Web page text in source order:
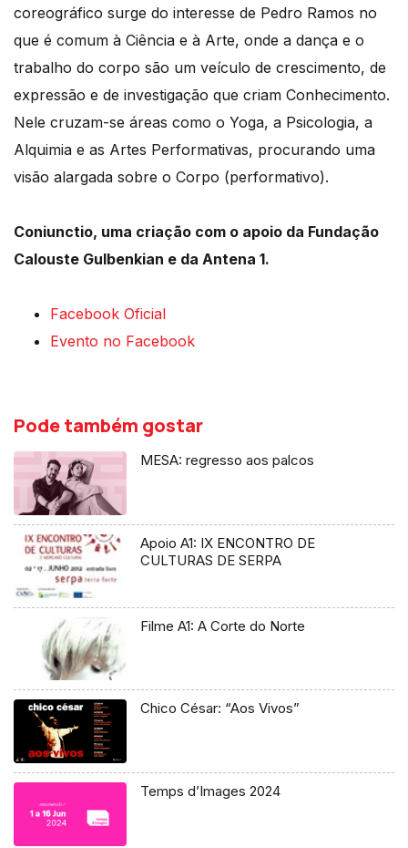
coreográfico surge do interesse de Pedro Ramos no
que é comum à Ciência e à Arte, onde a dança e o
trabalho do corpo são um veículo de crescimento, de
expressão e de investigação que criam Conhecimento.
Nele cruzam-se áreas como o Yoga, a Psicologia, a
Alquimia e as Artes Performativas, procurando uma
visão alargada sobre o Corpo (performativo).
Coniunctio, uma criação com o apoio da Fundação
Calouste Gulbenkian e da Antena 1.
Facebook Oficial
Evento no Facebook
Pode também gostar
MESA: regresso aos palcos
Apoio A1: IX ENCONTRO DE
CULTURAS DE SERPA
Filme A1: A Corte do Norte
Chico César: “Aos Vivos”
Temps d’Images 2024